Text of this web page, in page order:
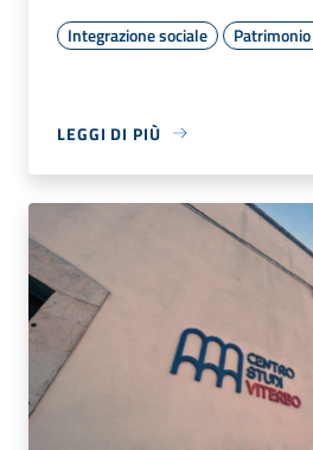
Integrazione sociale
LEGGI DI PIÙ